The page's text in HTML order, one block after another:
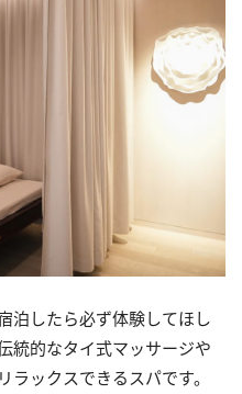
泊したら必ず体験してほし
統的なタイ式マッサージや
ックスできるスパです。